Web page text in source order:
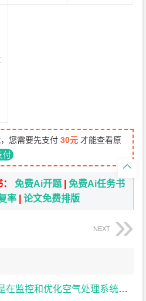
您需要先支付30元 才能查看原
付
：免费Ai开题|免费Ai任务书
率 |论文免费排版
NEXT
优化空气处理系统的性能外文翻译资料
